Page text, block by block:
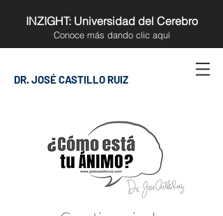
INZIGHT: Universidad del Cerebro
Conoce más dando clic aquí
DR. JOSÉ CASTILLO RUIZ